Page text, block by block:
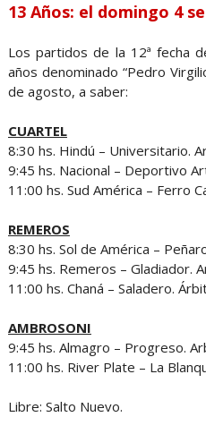
13 Años: el domingo 4
Los partidos de la 12ª fecha
años denominado “Pedro
de agosto, a saber:
CUARTEL
8:30 hs. Hindú – Universitario.
9:45 hs. Nacional – Deportivo
11:00 hs. Sud América – Ferro
REMEROS
8:30 hs. Sol de América –
9:45 hs. Remeros – Gladiador.
11:00 hs. Chaná – Saladero.
AMBROSONI
9:45 hs. Almagro – Progreso.
11:00 hs. River Plate – La
Libre: Salto Nuevo.